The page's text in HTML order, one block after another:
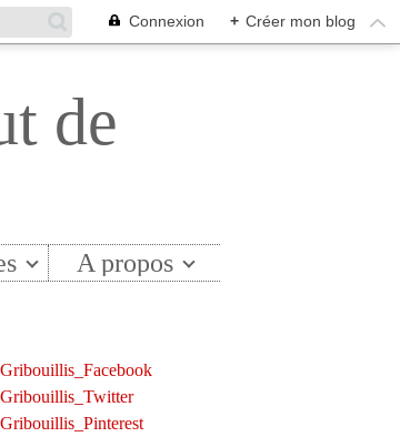
Connexion + Créer mon blog
de
A propos